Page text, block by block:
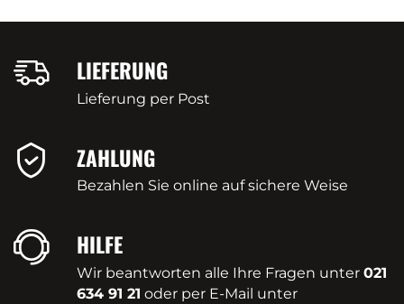
LIEFERUNG
Lieferung per Post
ZAHLUNG
Bezahlen Sie online auf sichere Weise
HILFE
Wir beantworten alle Ihre Fragen unter021
634 91 21 oder per E-Mail unter